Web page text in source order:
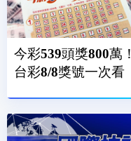
今彩539頭獎800萬！
台彩8/8獎號一次看